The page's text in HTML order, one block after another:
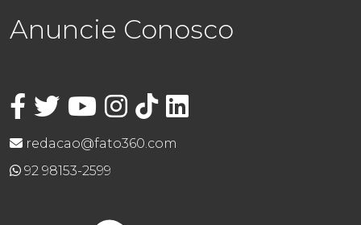
Anuncie Conosco
redacao@fato360.com
92 98153-2599